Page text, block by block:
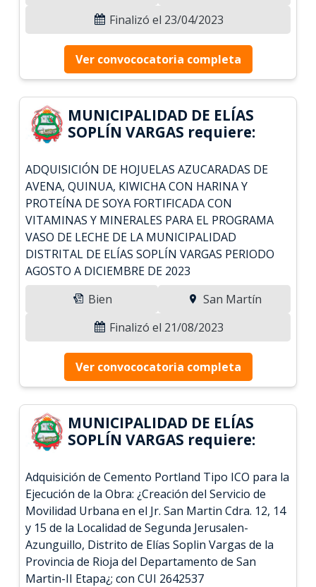
Finalizó el 23/04/2023
Ver convococatoria completa
MUNICIPALIDAD DE ELÍAS
SOPLÍN VARGAS requiere:
ADQUISICIÓN DE HOJUELAS AZUCARADAS DE
AVENA, QUINUA, KIWICHA CON HARINA Y
PROTEÍNA DE SOYA FORTIFICADA CON
VITAMINAS Y MINERALES PARA EL PROGRAMA
VASO DE LECHE DE LA MUNICIPALIDAD
DISTRITAL DE ELÍAS SOPLÍN VARGAS PERIODO
AGOSTO A DICIEMBRE DE 2023
Bien
San Martín
Finalizó el 21/08/2023
Ver convococatoria completa
MUNICIPALIDAD DE ELÍAS
SOPLÍN VARGAS requiere:
Adquisición de Cemento Portland Tipo ICO para la
Ejecución de la Obra: ¿Creación del Servicio de
Movilidad Urbana en el Jr. San Martin Cdra. 12, 14
y 15 de la Localidad de Segunda Jerusalen-
Azunguillo, Distrito de Elías Soplin Vargas de la
Provincia de Rioja del Departamento de San
Martin-II Etapa¿; con CUI 2642537